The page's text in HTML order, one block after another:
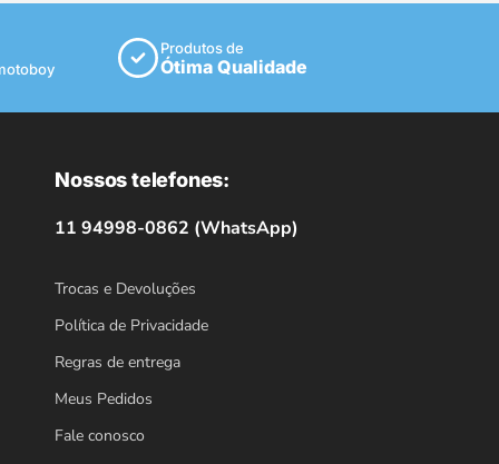
Produtos de
Ótima Qualidade
Nossos telefones:
11 94998-0862 (WhatsApp)
Trocas e Devoluções
Política de Privacidade
Regras de entrega
Meus Pedidos
Fale conosco